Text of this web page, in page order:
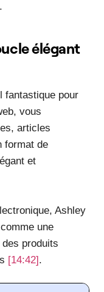
élégant
fantastique pour
vous
articles
format de
et
Ashley
une
produits
[14:42] .